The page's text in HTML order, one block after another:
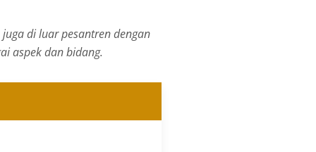
di luar pesantren dengan
aspek dan bidang.